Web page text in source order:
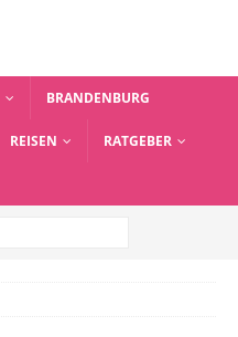
BRANDENBURG
REISEN RATGEBER